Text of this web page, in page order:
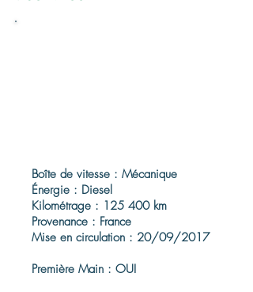
Boîte de vitesse : Mécanique
Énergie : Diesel
Kilométrage : 125 400 km
Provenance : France
Mise en circulation : 20/09/2017
Première Main : OUI